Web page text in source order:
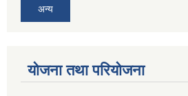
अन्य
योजना तथा परियोजना